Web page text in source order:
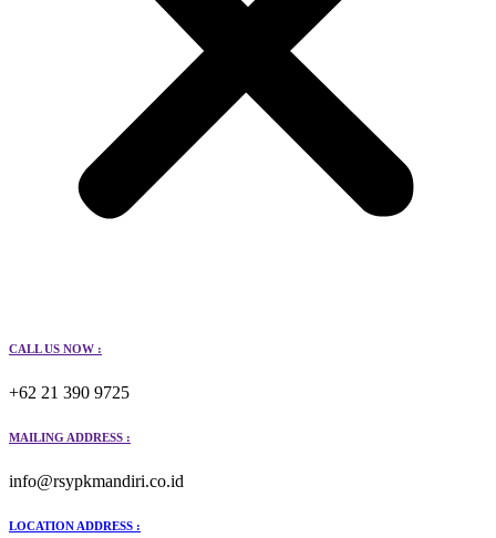
CALL US NOW :
+62 21 390 9725
MAILING ADDRESS :
info@rsypkmandiri.co.id
LOCATION ADDRESS :